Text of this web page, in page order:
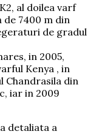
al doilea varf
7400 m din
de gradul
in 2005,
Kenya , in
Chandrasila din
iar in 2009
detaliata a